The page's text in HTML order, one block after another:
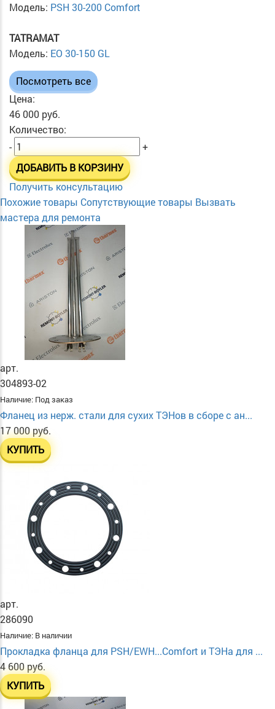
Модель: PSH 30-200 Comfort
TATRAMAT
Модель: EO 30-150 GL
Посмотреть все
Цена:
46 000 руб.
Количество:
-
+
ДОБАВИТЬ В КОРЗИНУ
Получить консультацию
Похожие товары Сопутствующие товары Вызвать
мастера для ремонта
арт.
304893-02
Наличие: Под заказ
Фланец из нерж. стали для сухих ТЭНов в сборе с ан...
17 000 руб.
КУПИТЬ
арт.
286090
Наличие: В наличии
Прокладка фланца для PSH/EWH...Comfort и ТЭНа для ...
4 600 руб.
КУПИТЬ